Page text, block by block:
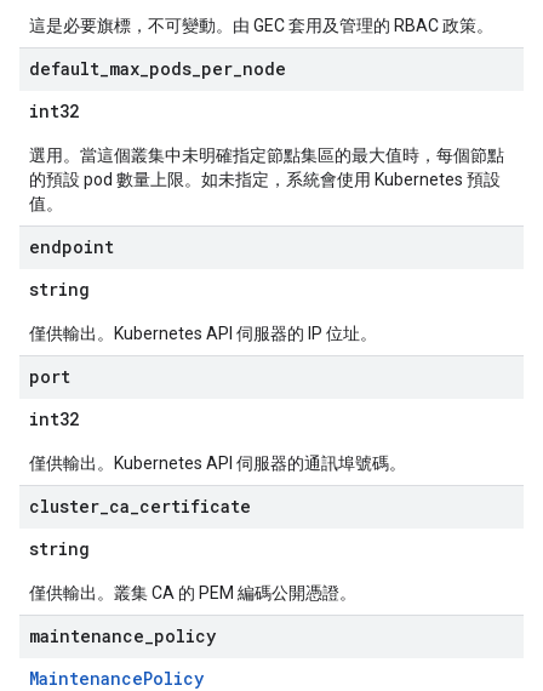
這是必要旗標，不可變動。由 GEC 套用及管理的 RBAC 政策。
default max pods per node
int32
選用。當這個叢集中未明確指定節點集區的最大值時，每個節點
的預設 pod 數量上限。如未指定，系統會使用 Kubernetes 預設
值。
endpoint
string
僅供輸出。Kubernetes API 伺服器的 IP 位址。
port
int32
僅供輸出。Kubernetes API 伺服器的通訊埠號碼。
cluster ca certificate
string
僅供輸出。叢集 CA 的 PEM 編碼公開憑證。
maintenance policy
MaintenancePolicy